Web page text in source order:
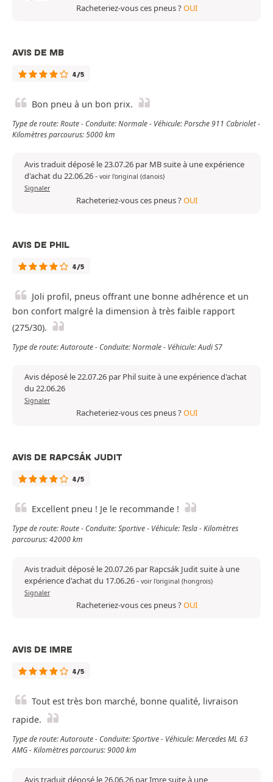
Racheteriez-vous ces pneus ?OUI
AVIS DE MB
4/5
Bon pneu à un bon prix.
Type de route: Route - Conduite: Normale - Véhicule: Porsche 911 Cabriolet -
Kilomètres parcourus: 5000 km
Avis traduit déposé le 23.07.26 par MB suite à une expérience
d'achat du 22.06.26- voir l'original (danois)
Signaler
Racheteriez-vous ces pneus ?OUI
AVIS DE PHIL
4/5
Joli profil, pneus offrant une bonne adhérence et un
bon confort malgré la dimension à très faible rapport
(275/30).
Type de route: Autoroute - Conduite: Normale - Véhicule: Audi S7
Avis déposé le 22.07.26 par Phil suite à une expérience d'achat
du 22.06.26
Signaler
Racheteriez-vous ces pneus ?OUI
AVIS DE RAPCSÁK JUDIT
4/5
Excellent pneu ! Je le recommande !
Type de route: Route - Conduite: Sportive - Véhicule: Tesla - Kilomètres
parcourus: 42000 km
Avis traduit déposé le 20.07.26 par Rapcsák Judit suite à une
expérience d'achat du 17.06.26- voir l'original (hongrois)
Signaler
Racheteriez-vous ces pneus ?OUI
AVIS DE IMRE
4/5
Tout est très bon marché, bonne qualité, livraison
rapide.
Type de route: Autoroute - Conduite: Sportive - Véhicule: Mercedes ML 63
AMG - Kilomètres parcourus: 9000 km